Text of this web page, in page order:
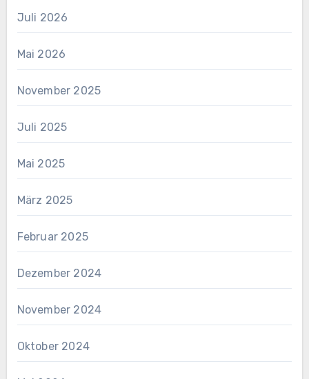
Juli 2026
Mai 2026
November 2025
Juli 2025
Mai 2025
März 2025
Februar 2025
Dezember 2024
November 2024
Oktober 2024